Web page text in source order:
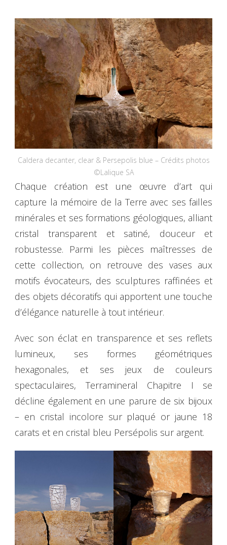
Caldera decanter, clear & Persepolis blue – Crédits photos
©Lalique SA
Chaque création est une œuvre d’art qui
capture la mémoire de la Terre avec ses failles
minérales et ses formations géologiques, alliant
cristal transparent et satiné, douceur et
robustesse. Parmi les pièces maîtresses de
cette collection, on retrouve des vases aux
motifs évocateurs, des sculptures raffinées et
des objets décoratifs qui apportent une touche
d’élégance naturelle à tout intérieur.
Avec son éclat en transparence et ses reflets
lumineux, ses formes géométriques
hexagonales, et ses jeux de couleurs
spectaculaires, Terramineral Chapitre I se
décline également en une parure de six bijoux
– en cristal incolore sur plaqué or jaune 18
carats et en cristal bleu Persépolis sur argent.